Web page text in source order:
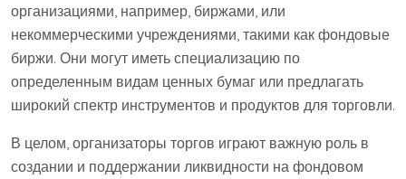
организациями, например, биржами, или
некоммерческими учреждениями, такими как фондовые
биржи. Они могут иметь специализацию по
определенным видам ценных бумаг или предлагать
широкий спектр инструментов и продуктов для торговли.
В целом, организаторы торгов играют важную роль в
создании и поддержании ликвидности на фондовом